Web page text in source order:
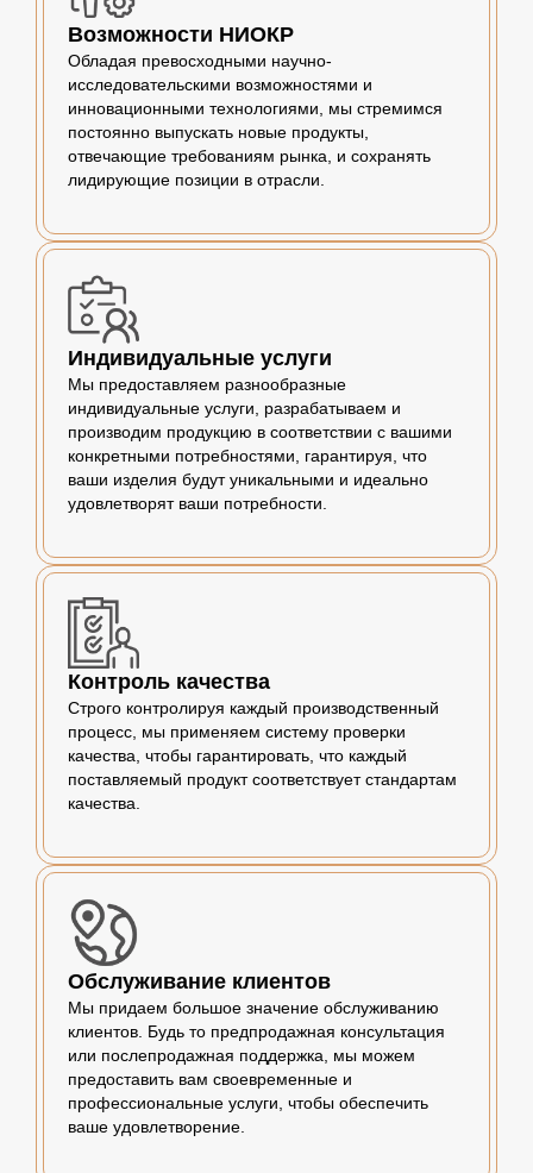
Возможности НИОКР
Обладая превосходными научно-
исследовательскими возможностями и
инновационными технологиями, мы стремимся
постоянно выпускать новые продукты,
отвечающие требованиям рынка, и сохранять
лидирующие позиции в отрасли.
Индивидуальные услуги
Мы предоставляем разнообразные
индивидуальные услуги, разрабатываем и
производим продукцию в соответствии с вашими
конкретными потребностями, гарантируя, что
ваши изделия будут уникальными и идеально
удовлетворят ваши потребности.
Контроль качества
Строго контролируя каждый производственный
процесс, мы применяем систему проверки
качества, чтобы гарантировать, что каждый
поставляемый продукт соответствует стандартам
качества.
Обслуживание клиентов
Мы придаем большое значение обслуживанию
клиентов. Будь то предпродажная консультация
или послепродажная поддержка, мы можем
предоставить вам своевременные и
профессиональные услуги, чтобы обеспечить
ваше удовлетворение.